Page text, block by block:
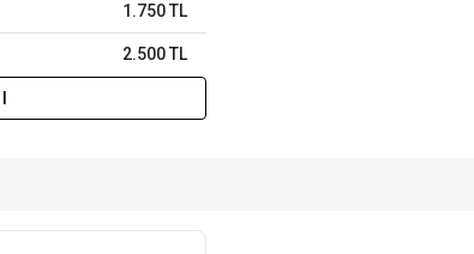
1.750 TL
2.500 TL